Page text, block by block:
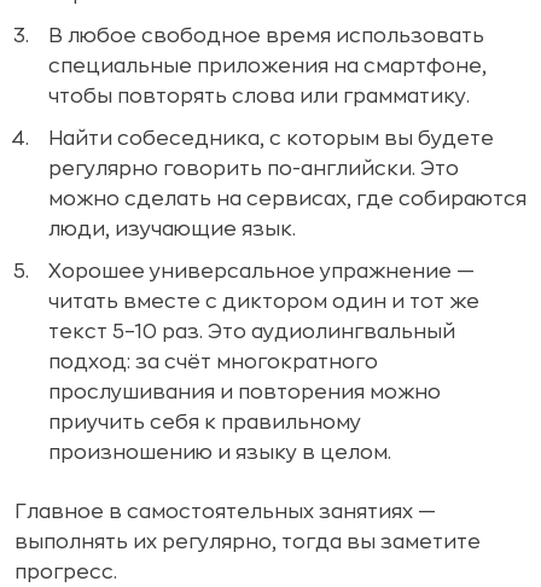
В любое свободное время использовать
специальные приложения на смартфоне,
чтобы повторять слова или грамматику.
Найти собеседника, с которым вы будете
регулярно говорить по-английски. Это
можно сделать на сервисах, где собираются
люди, изучающие язык.
Хорошее универсальное упражнение —
читать вместе с диктором один и тот же
текст 5–10 раз. Это аудиолингвальный
подход: за счёт многократного
прослушивания и повторения можно
приучить себя к правильному
произношению и языку в целом.
Главное в самостоятельных занятиях —
выполнять их регулярно, тогда вы заметите
прогресс.